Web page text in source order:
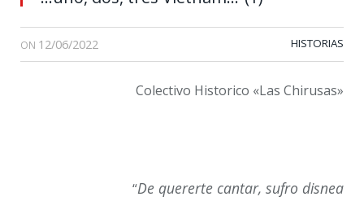
ON 12/06/2022 HISTORIAS
Colectivo Historico «Las Chirusas»
“De quererte cantar, sufro disnea